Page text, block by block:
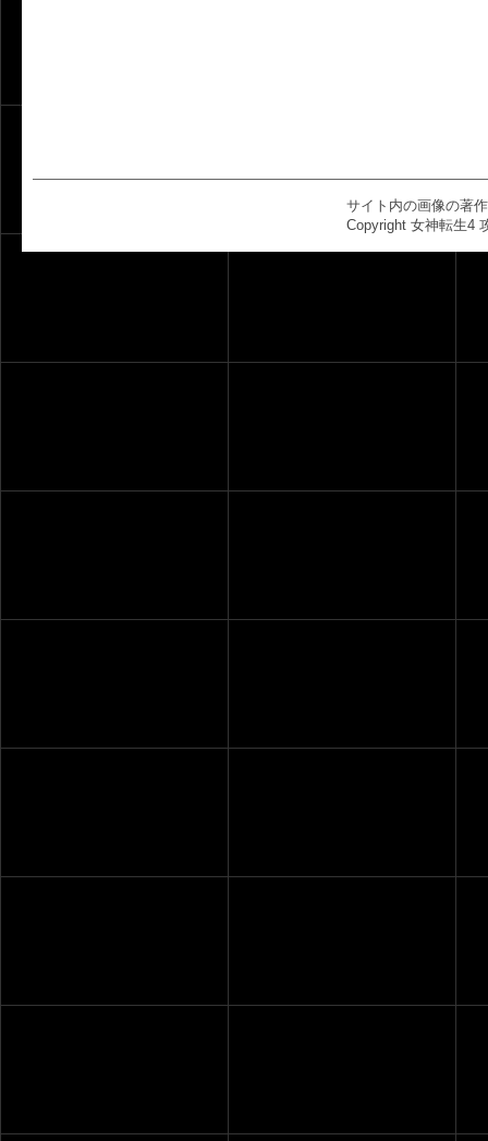
サイト内の画像の著
Copyright 女神転生4